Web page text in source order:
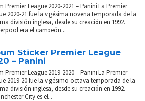
Premier League 2020-2021 – Panini La Premier
2020-21 fue la vigésima novena temporada de la
división inglesa, desde su creación en 1992.
era el campeón...
Sticker Premier League
– Panini
Premier League 2019-2020 – Panini La Premier
2019-20 fue la vigésimo octava temporada de la
división inglesa, desde su creación en 1992.
City es el...